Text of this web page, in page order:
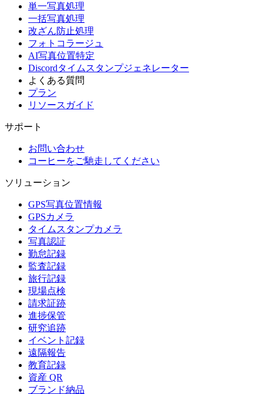
単一写真処理
一括写真処理
改ざん防止処理
フォトコラージュ
AI写真位置特定
Discordタイムスタンプジェネレーター
よくある質問
プラン
リソースガイド
サポート
お問い合わせ
コーヒーをご馳走してください
ソリューション
GPS写真位置情報
GPSカメラ
タイムスタンプカメラ
写真認証
勤怠記録
監査記録
旅行記録
現場点検
請求証跡
進捗保管
研究追跡
イベント記録
遠隔報告
教育記録
資産 QR
ブランド納品